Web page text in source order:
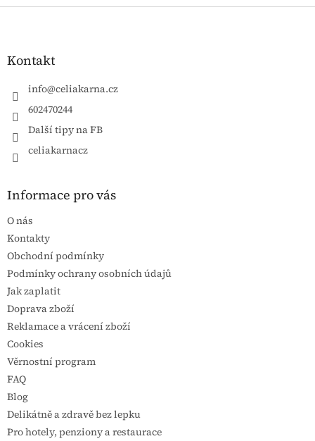
Zápatí
Kontakt
info@celiakarna.cz
602470244
Další tipy na FB
celiakarnacz
Informace pro vás
O nás
Kontakty
Obchodní podmínky
Podmínky ochrany osobních údajů
Jak zaplatit
Doprava zboží
Reklamace a vrácení zboží
Cookies
Věrnostní program
FAQ
Blog
Delikátně a zdravě bez lepku
Pro hotely, penziony a restaurace